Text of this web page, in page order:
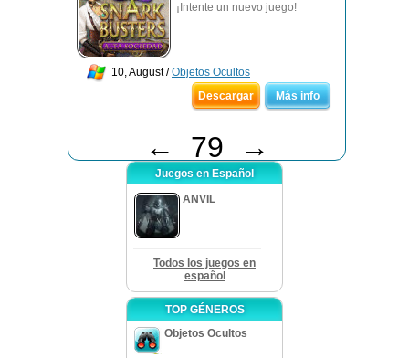
¡Intente un nuevo juego!
10, August /Objetos Ocultos
Descargar
Más info
← 79 →
Juegos en Español
ANVIL
Todos los juegos en
español
TOP GÉNEROS
Objetos Ocultos